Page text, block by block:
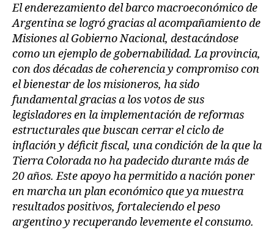
El enderezamiento del barco macroeconómico de
Argentina se logró gracias al acompañamiento de
Misiones al Gobierno Nacional, destacándose
como un ejemplo de gobernabilidad. La provincia,
con dos décadas de coherencia y compromiso con
el bienestar de los misioneros, ha sido
fundamental gracias a los votos de sus
legisladores en la implementación de reformas
estructurales que buscan cerrar el ciclo de
inflación y déficit fiscal, una condición de la que la
Tierra Colorada no ha padecido durante más de
20 años. Este apoyo ha permitido a nación poner
en marcha un plan económico que ya muestra
resultados positivos, fortaleciendo el peso
argentino y recuperando levemente el consumo.